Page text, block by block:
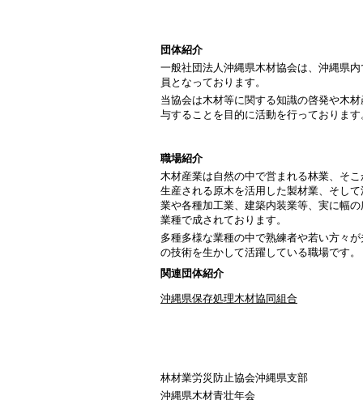
団体紹介
一般社団法人沖縄県木材協会は、沖縄県
員となっております。
当協会は木材等に関する知識の啓発や木
与することを目的に活動を行っております
職場紹介
木材産業は自然の中で営まれる林業、そこ
生産される原木を活用した製材業、そして
業や各種加工業、建築内装業等、実に幅の
業種で成されております。
多種多様な業種の中で熟練者や若い方々が
の技術を生かして活躍している職場です。
関連団体紹介
沖縄県保存処理木材協同組合
林材業労災防止協会沖縄県支部
沖縄県木材青壮年会